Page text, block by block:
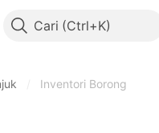
Cari
Inventori Borong